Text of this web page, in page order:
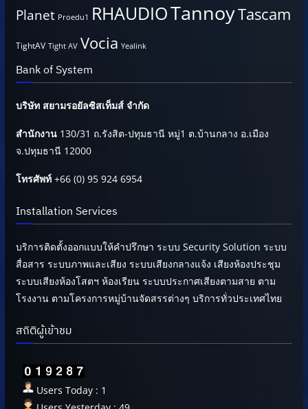
Planet Proedu1 RHAUDIOTannoyTascam
TightAV Tight AV Vocia Yealink
Bank of System
บริษัท สยามรอยัลซิสเท็มส์ จำกัด
สำนักงาน130/31 ถ.รังสิต-ปทุมธานี หมู่1 ต.บ้านกลาง อ.เมือง
จ.ปทุมธานี 12000
โทรศัพท์+66 (0) 95 924 6954
Installation Services
บริการติดตั้งออกแบบให้คำปรึกษา ระบบ Security Solution ระบบ
สื่อสาร ระบบภาพและเสียง ระบบเสียงกลางแจ้ง เสียงห้องประชุม
ระบบเสียงห้องโสตฯ ห้องเรียน ระบบประกาศเสียงตามสาย ตาม
โรงงาน ตามโครงการหมู่บ้านจัดสรรต่างๆ บริการทั่วประเทศไทย
สถิติผู้เข้าชม
Users Today : 1